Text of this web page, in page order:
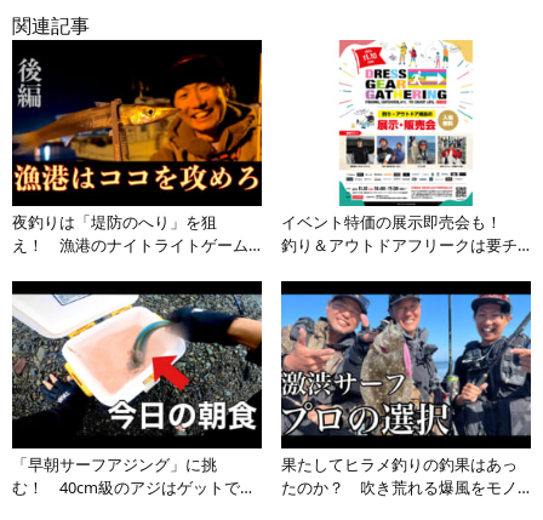
関連記事
夜釣りは「堤防のへり」を狙
え！ 漁港のナイトライトゲーム
釣
イベント特価の展示即売会も！
釣り＆アウトドアフリークは要チ
GATHERING」を見逃すな
「早朝サーフアジング」に挑
む！ 40cm級のアジはゲットでき
果たしてヒラメ釣りの釣果はあっ
たのか？ 吹き荒れる爆風をモノ